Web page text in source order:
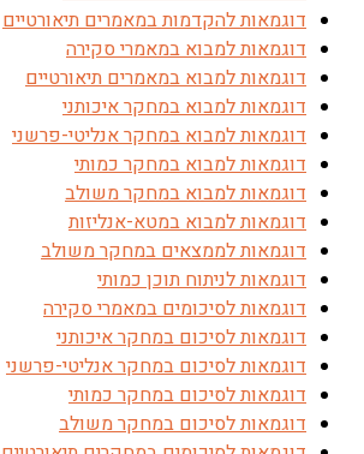
דוגמאות להקדמות במאמרים תיאורטיים
דוגמאות למבוא במאמרי סקירה
דוגמאות למבוא במאמרים תיאורטיים
דוגמאות למבוא במחקר איכותני
דוגמאות למבוא במחקר אנליטי-פרשני
דוגמאות למבוא במחקר כמותי
דוגמאות למבוא במחקר משולב
דוגמאות למבוא במטא-אנליזות
דוגמאות לממצאים במחקר משולב
דוגמאות לניתוח תוכן כמותי
דוגמאות לסיכומים במאמרי סקירה
דוגמאות לסיכום במחקר איכותני
דוגמאות לסיכום במחקר אנליטי-פרשני
דוגמאות לסיכום במחקר כמותי
דוגמאות לסיכום במחקר משולב